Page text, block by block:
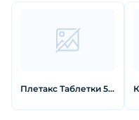
Плетакс Таблетки 50 мг 30 шт